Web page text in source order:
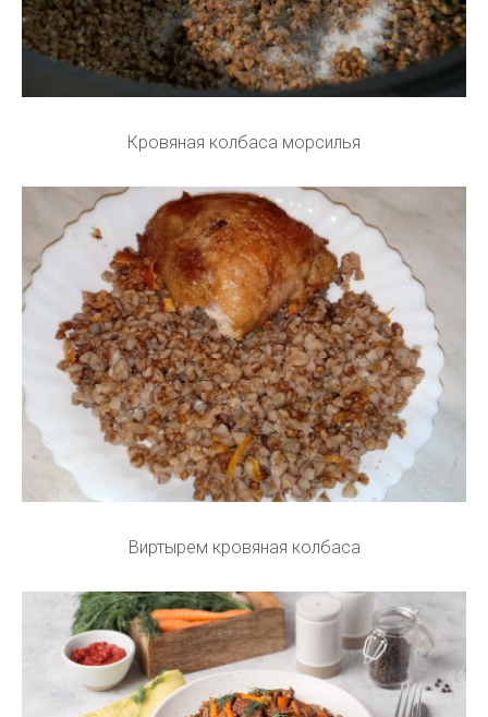
Кровяная колбаса морсилья
Виртырем кровяная колбаса